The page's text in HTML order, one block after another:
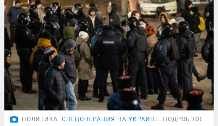
ПОЛИТИКА СПЕЦОПЕРАЦИЯ НА УКРАИНЕ ПОДРОБНОСТИ